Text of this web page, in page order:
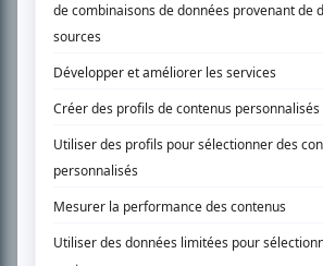
Liste des oeuvres
Recherche avancée
À propos
Nous contacter
Termes et conditions
Politique de confidentialité
Gestion du consentement